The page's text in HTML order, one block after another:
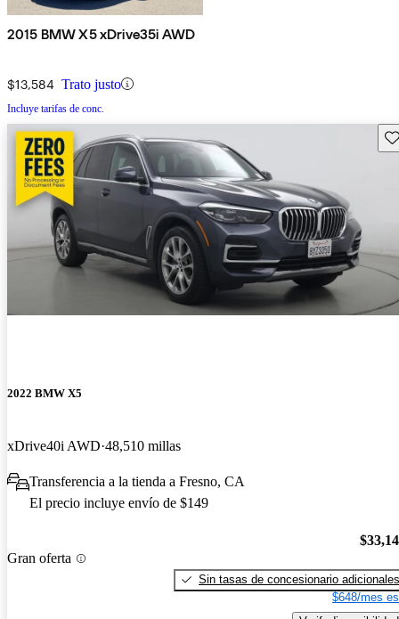
2015 BMW X5 xDrive35i AWD
$13,584 Trato justo
Incluye tarifas de conc.
2022 BMW X5
xDrive40i AWD 48,510 millas
Transferencia a la tienda a Fresno, CA
El precio incluye envío de $149
Gran oferta
Sin tasas de concesionario adicionales
$648/mes